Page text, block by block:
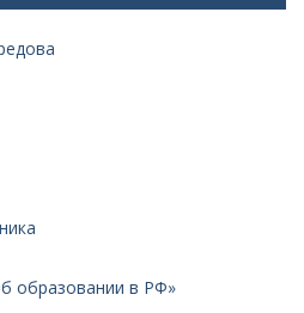
образовании в РФ»